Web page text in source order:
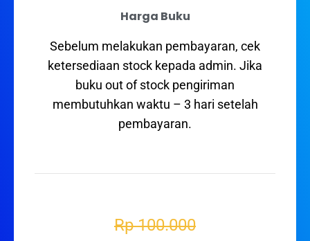
Harga Buku
Sebelum melakukan pembayaran, cek
ketersediaan stock kepada admin. Jika
buku out of stock pengiriman
membutuhkan waktu – 3 hari setelah
pembayaran.
Rp 100.000